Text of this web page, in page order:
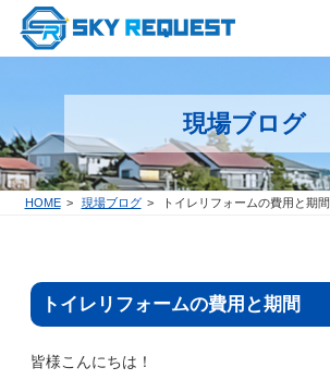
現場ブログ
HOME 現場ブログ トイレリフォームの費用と期間
トイレリフォームの費用と期間
皆様こんにちは！